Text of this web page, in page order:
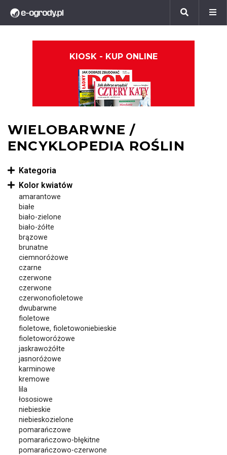
KIOSK - KUP ONLINE
WIELOBARWNE /
ENCYKLOPEDIA ROŚLIN
Kategoria
Kolor kwiatów
amarantowe
białe
biało-zielone
biało-żółte
brązowe
brunatne
ciemnoróżowe
czarne
czerwone
czerwone
czerwonofioletowe
dwubarwne
fioletowe
fioletowe, fioletowoniebieskie
fioletoworóżowe
jaskrawożółte
jasnoróżowe
karminowe
kremowe
lila
łososiowe
niebieskie
niebieskozielone
pomarańczowe
pomarańczowo-błękitne
pomarańczowo-czerwone